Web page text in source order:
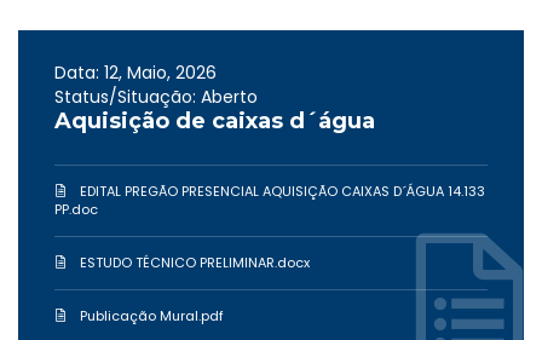
Data: 12, Maio, 2026
Status/Situação: Aberto
Aquisição de caixas d´água
EDITAL PREGÃO PRESENCIAL AQUISIÇÃO CAIXAS D´ÁGUA 14.133
PP.doc
ESTUDO TÉCNICO PRELIMINAR.docx
Publicação Mural.pdf